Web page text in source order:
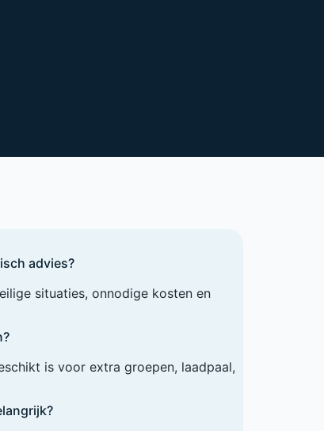
advies?
situaties, onnodige kosten en
is voor extra groepen, laadpaal,